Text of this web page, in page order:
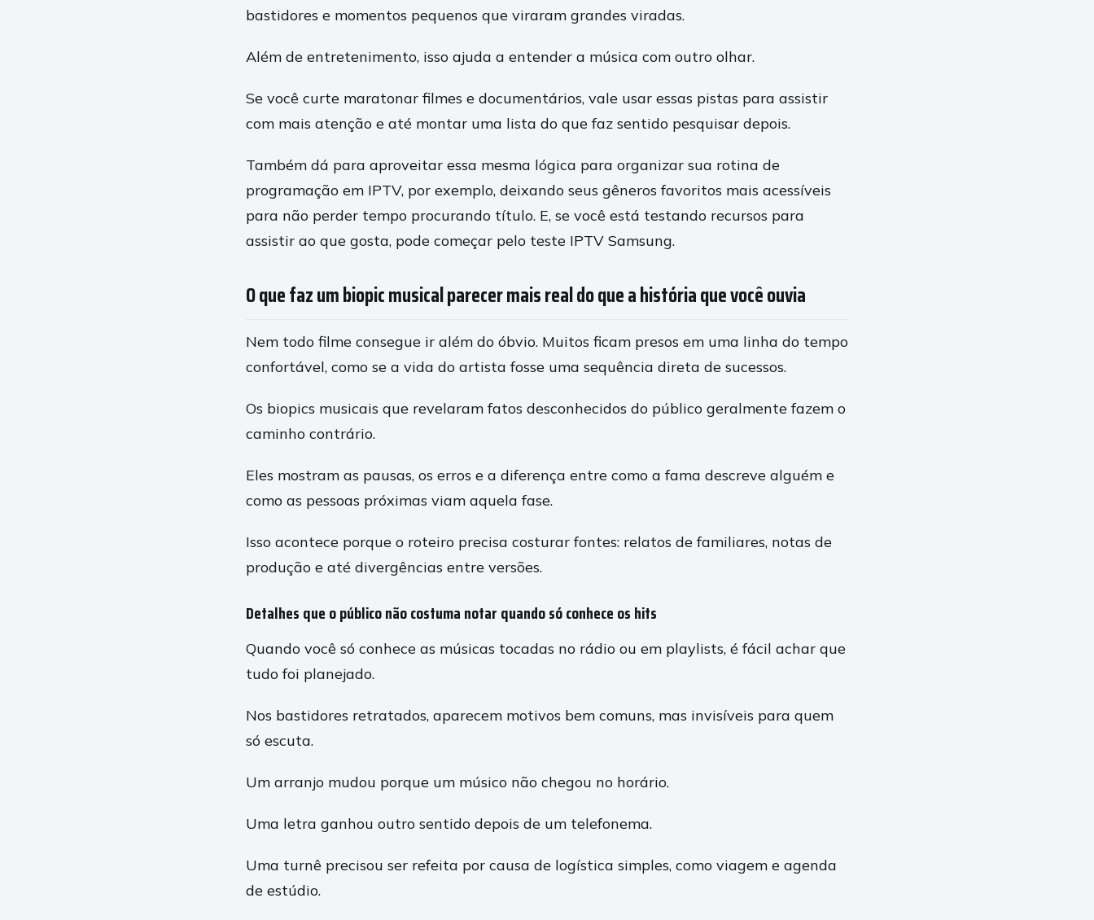
bastidores e momentos pequenos que viraram grandes viradas.
Além de entretenimento, isso ajuda a entender a música com outro olhar.
Se você curte maratonar filmes e documentários, vale usar essas pistas para assistir
com mais atenção e até montar uma lista do que faz sentido pesquisar depois.
Também dá para aproveitar essa mesma lógica para organizar sua rotina de
programação em IPTV, por exemplo, deixando seus gêneros favoritos mais acessíveis
para não perder tempo procurando título. E, se você está testando recursos para
assistir ao que gosta, pode começar pelo teste IPTV Samsung.
O que faz um biopic musical parecer mais real do que a história que você ouvia
Nem todo filme consegue ir além do óbvio. Muitos ficam presos em uma linha do tempo
confortável, como se a vida do artista fosse uma sequência direta de sucessos.
Os biopics musicais que revelaram fatos desconhecidos do público geralmente fazem o
caminho contrário.
Eles mostram as pausas, os erros e a diferença entre como a fama descreve alguém e
como as pessoas próximas viam aquela fase.
Isso acontece porque o roteiro precisa costurar fontes: relatos de familiares, notas de
produção e até divergências entre versões.
Detalhes que o público não costuma notar quando só conhece os hits
Quando você só conhece as músicas tocadas no rádio ou em playlists, é fácil achar que
tudo foi planejado.
Nos bastidores retratados, aparecem motivos bem comuns, mas invisíveis para quem
só escuta.
Um arranjo mudou porque um músico não chegou no horário.
Uma letra ganhou outro sentido depois de um telefonema.
Uma turnê precisou ser refeita por causa de logística simples, como viagem e agenda
de estúdio.